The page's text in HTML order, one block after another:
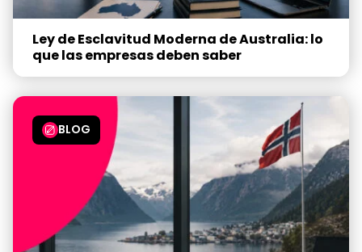
Ley de Esclavitud Moderna de Australia: lo
que las empresas deben saber
BLOG